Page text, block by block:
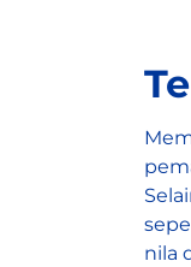
nila